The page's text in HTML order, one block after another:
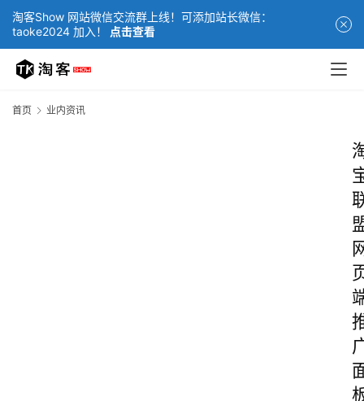
淘客Show 网站微信交流群上线！可添加站长微信：
taoke2024 加入！
点击查看
首页 业内资讯